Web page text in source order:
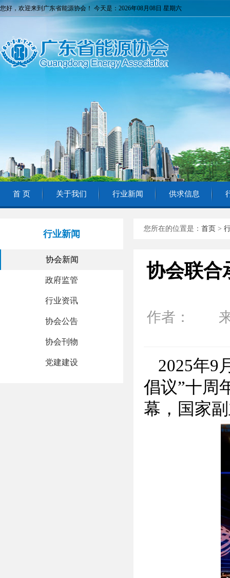
您好，欢迎来到广东省能源协会！ 今天是：2026年08月08日 星期六
首 页 关于我们 行业新闻 供求信息
行业新闻
协会新闻
政府监管
行业资讯
协会公告
协会刊物
党建建设
您所在的位置是： 首页 >
协会联合
作者： 来
2025年9
倡议”十周
幕，国家